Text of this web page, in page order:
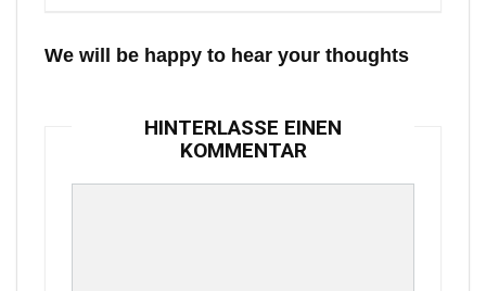
We will be happy to hear your thoughts
HINTERLASSE EINEN
KOMMENTAR